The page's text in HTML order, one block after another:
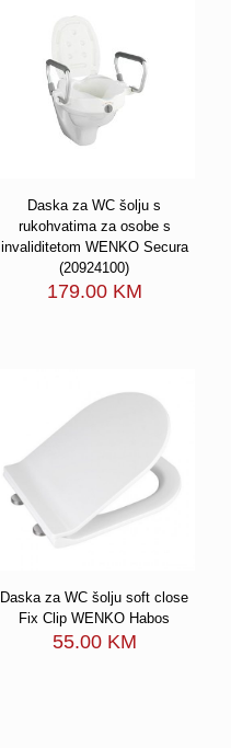
Daska za WC šolju s
rukohvatima za osobe s
invaliditetom WENKO Secura
(20924100)
179.00 KM
Daska za WC šolju soft close
Fix Clip WENKO Habos
55.00 KM